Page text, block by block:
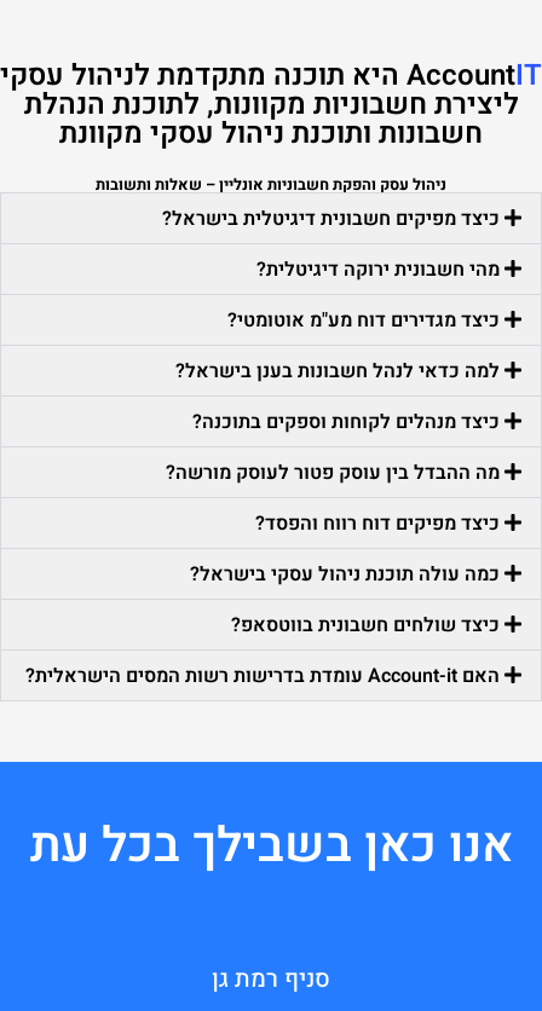
AccountIT היא תוכנה מתקדמת לניהול עסקי
ליצירת חשבוניות מקוונות, לתוכנת הנהלת
חשבונות ותוכנת ניהול עסקי מקוונת
ניהול עסק והפקת חשבוניות אונליין – שאלות ותשובות
כיצד מפיקים חשבונית דיגיטלית בישראל?
מהי חשבונית ירוקה דיגיטלית?
כיצד מגדירים דוח מע"מ אוטומטי?
למה כדאי לנהל חשבונות בענן בישראל?
כיצד מנהלים לקוחות וספקים בתוכנה?
מה ההבדל בין עוסק פטור לעוסק מורשה?
כיצד מפיקים דוח רווח והפסד?
כמה עולה תוכנת ניהול עסקי בישראל?
כיצד שולחים חשבונית בווטסאפ?
האם Account-it עומדת בדרישות רשות המסים הישראלית?
אנו כאן בשבילך בכל עת
סניף רמת גן